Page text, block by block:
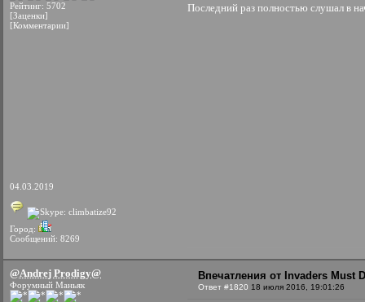
Рейтинг: 5702
[Заценки]
[Комментарии]
04.03.2019
Город:
Сообщений: 8269
Последний раз полностью слушал в
@Andrej Prodigy@
Форумный Маньяк
Впечатления от Invaders Must
Ответ #1820 18 июля 2016, 19:01:26